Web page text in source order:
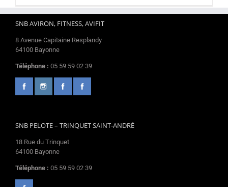
SNB AVIRON, FITNESS, AVIFIT
8 Avenue Capitaine Resplandy
64100 Bayonne
Téléphone : 05 59 59 02 39
SNB PELOTE – TRINQUET SAINT-ANDRÉ
18 Rue du Trinquet
64100 Bayonne
Téléphone : 05 59 59 02 39